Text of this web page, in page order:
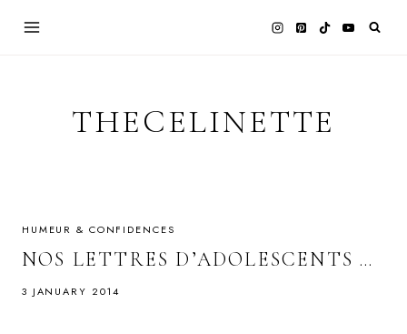
THECELINETTE
HUMEUR & CONFIDENCES
NOS LETTRES D’ADOLESCENTS …
3 JANUARY 2014